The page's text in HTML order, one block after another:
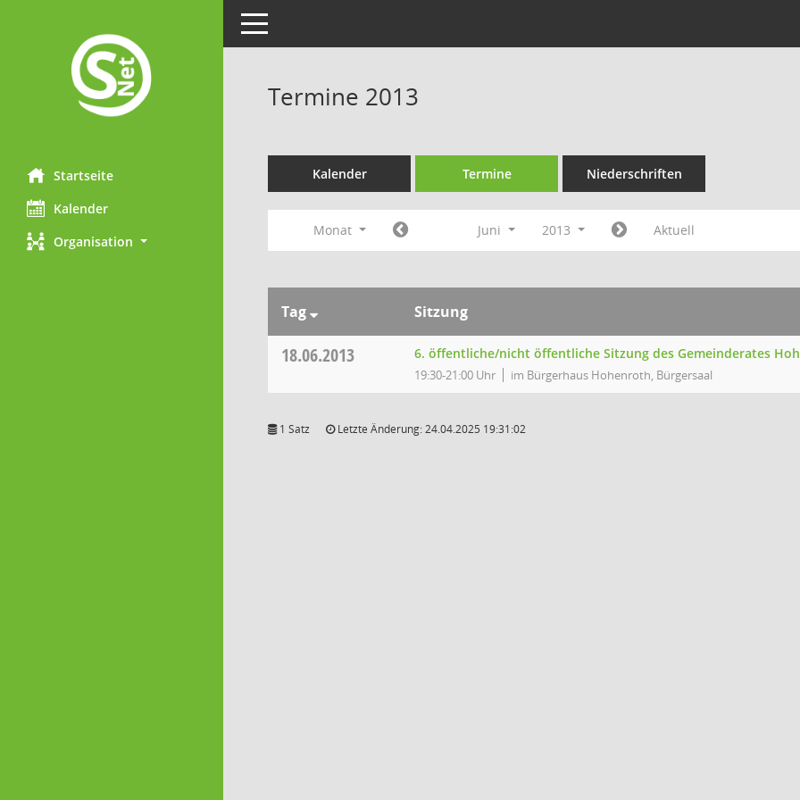
Startseite
Kalender
Organisation
Toggle navigation
Termine 2013
Kalender Termine Niederschriften
Monat Juni 2013 Aktuell
Tag Sitzung
18.06.2013 6. öffentliche/nicht öffentliche Sitzung des Gemeinderates
19:30-21:00 Uhr im Bürgerhaus Hohenroth, Bürgersaal
1 Satz Letzte Änderung: 24.04.2025 19:31:02